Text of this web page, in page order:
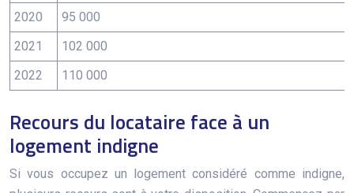
2020
95 000
2021
102 000
2022
110 000
Recours du locataire face à un
logement indigne
Si vous occupez un logement considéré comme indigne,